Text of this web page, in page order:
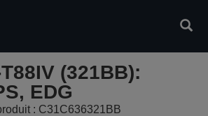
(321BB):
EDG
: C31C636321BB